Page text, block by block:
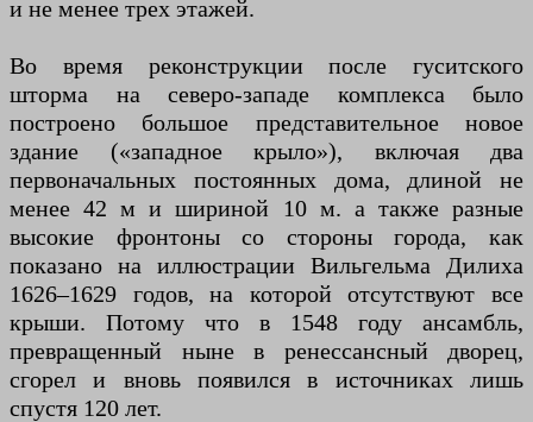
и не менее трех этажей.
Во время реконструкции после гуситского
шторма на северо-западе комплекса было
построено большое представительное новое
здание («западное крыло»), включая два
первоначальных постоянных дома, длиной не
менее 42 м и шириной 10 м. а также разные
высокие фронтоны со стороны города, как
показано на иллюстрации Вильгельма Дилиха
1626–1629 годов, на которой отсутствуют все
крыши. Потому что в 1548 году ансамбль,
превращенный ныне в ренессансный дворец,
сгорел и вновь появился в источниках лишь
спустя 120 лет.